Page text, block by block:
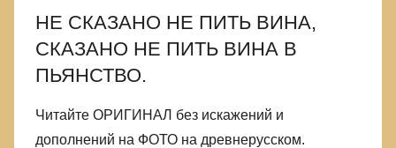
НЕ СКАЗАНО НЕ ПИТЬ ВИНА,
СКАЗАНО НЕ ПИТЬ ВИНА В
ПЬЯНСТВО.
Читайте ОРИГИНАЛ без искажений и
дополнений на ФОТО на древнерусском.